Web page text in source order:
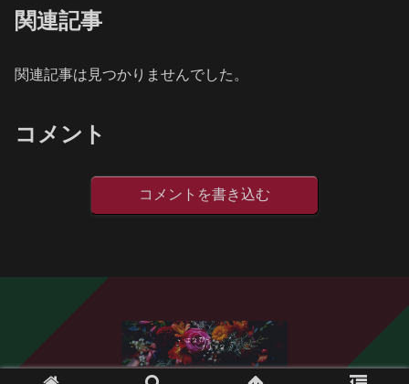
関連記事
関連記事は見つかりませんでした。
コメント
コメントを書き込む